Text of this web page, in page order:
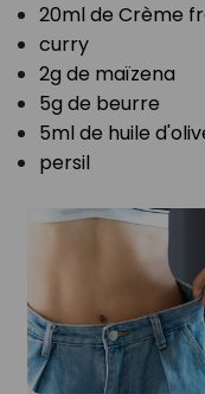
20ml de Crème
curry⁣
2g de maïzena⁣
5g de beurre⁣
5ml de huile
persil⁣